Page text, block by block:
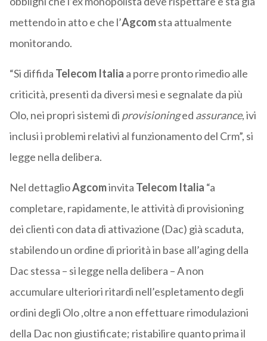
mettendo in atto e che l’Agcomsta attualmente
monitorando.
“Si diffida Telecom Italia a porre pronto rimedio alle
criticità, presenti da diversi mesi e segnalate da più
Olo, nei propri sistemi di provisioninged assurance, ivi
inclusi i problemi relativi al funzionamento del Crm”, si
legge nella delibera.
Nel dettaglioAgcominvita Telecom Italia “a
completare, rapidamente, le attività di provisioning
dei clienti con data di attivazione (Dac) già scaduta,
stabilendo un ordine di priorità in base all’aging della
Dac stessa – si legge nella delibera – A non
accumulare ulteriori ritardi nell’espletamento degli
ordini degli Olo ,oltre a non effettuare rimodulazioni
della Dac non giustificate; ristabilire quanto prima il